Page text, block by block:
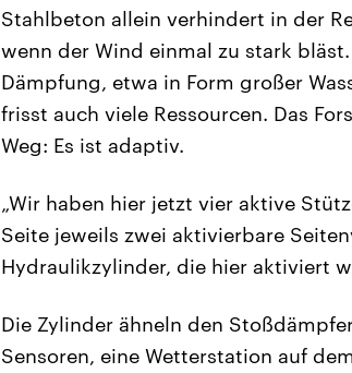
Stahlbeton allein verhindert in der
wenn der Wind einmal zu stark
Dämpfung, etwa in Form großer
frisst auch viele Ressourcen. Das
Weg: Es ist adaptiv.
„Wir haben hier jetzt vier aktive
Seite jeweils zwei aktivierbare
Hydraulikzylinder, die hier aktiviert
Die Zylinder ähneln den
Sensoren, eine Wetterstation auf